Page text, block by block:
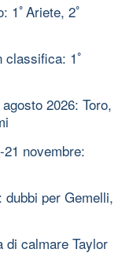
1ﾟAriete, 2ﾟ
classifica: 1ﾟ
2026: Toro,
novembre:
per Gemelli,
di calmare Taylor